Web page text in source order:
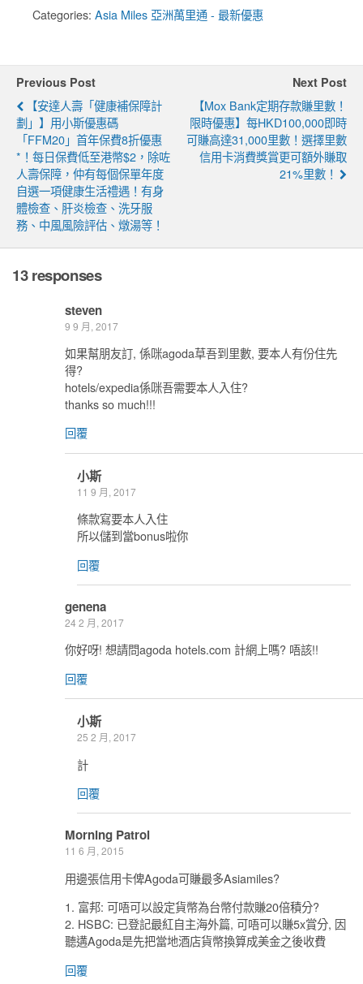
Categories: Asia Miles 亞洲萬里通 - 最新優惠
Previous Post
【安達人壽「健康補保障計
劃」】用小斯優惠碼
「FFM20」首年保費8折優惠
*！每日保費低至港幣$2，除咗
人壽保障，仲有每個保單年度
自選一項健康生活禮遇！有身
體檢查、肝炎檢查、洗牙服
務、中風風險評估、燉湯等！
Next Post
【Mox Bank定期存款賺里數！
限時優惠】每HKD100,000即時
可賺高達31,000里數！選擇里數
信用卡消費獎賞更可額外賺取
21%里數！
13 responses
steven
9 9 月, 2017
如果幫朋友訂, 係咪agoda草吾到里數, 要本人有份住先
得?
hotels/expedia係咪吾需要本人入住?
thanks so much!!!
回覆
小斯
11 9 月, 2017
條款寫要本人入住
所以儲到當bonus啦你
回覆
genena
24 2 月, 2017
你好呀! 想請問agoda hotels.com 計網上嗎? 唔該!!
回覆
小斯
25 2 月, 2017
計
回覆
Morning Patrol
11 6 月, 2015
用邊張信用卡俾Agoda可賺最多Asiamiles?
1. 富邦: 可唔可以設定貨幣為台幣付款賺20倍積分?
2. HSBC: 已登記最紅自主海外篇, 可唔可以賺5x賞分, 因
聽遘Agoda是先把當地酒店貨幣換算成美金之後收費
回覆